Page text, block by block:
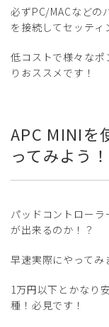
必ずPC/MACなどの
を接続してセッテ
低コストで様々なポ
りおススメです！
APC MINIを
ってみよう！
パッドコントローラ
が出来るのか！？
早速実際にやってみ
1万円以下とかなり
種！必見です！